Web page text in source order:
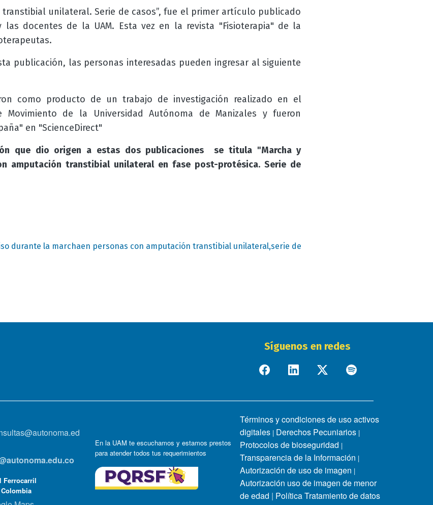
unilateral. Serie de casos”, fue el primer artículo publicado
docentes de la UAM. Esta vez en la revista "Fisioterapia" de la
publicación, las personas interesadas pueden ingresar al siguiente
como producto de un trabajo de investigación realizado en el
Movimiento de la Universidad Autónoma de Manizales y fueron
en "ScienceDirect"
que dio origen a estas dos publicaciones se titula "Marcha y
amputación transtibial unilateral en fase post-protésica. Serie de
durante la marchaen personas con amputación transtibial unilateral,serie de
Síguenos en redes
Ferrocarril
En la UAM te escuchamos y estamos prestos
para atender todos tus requerimientos
Términos y condiciones de uso activos
digitales | Derechos Pecuniarios |
Protocolos de bioseguridad |
Transparencia de la Información |
Autorización de uso de imagen |
Autorización uso de imagen de menor
de edad | Política Tratamiento de datos